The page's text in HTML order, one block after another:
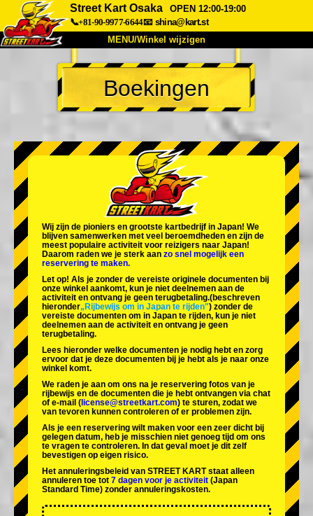
Street Kart Osaka
OPEN 12:00-19:00
📞+81-90-9977-6644📧 shina@kart.st
MENU/Winkel wijzigen
TOP
Over Specificaties Prijzen
Bedrijf Boekingen
Winkel wijzigen
Tokyo Shinagawa Tokyo Akihabara#1
Tokyo Akihabara#2
Tokyo Shibuya Annex Tokyo Bay
Tokyo Asakusa Osaka
Okinawa
Boekingen
Wij zijn de pioniers en grootste kartbedrijf in Japan! We
blijven samenwerken met veel beroemdheden en zijn de
meest populaire activiteit voor reizigers naar Japan!
Daarom raden we je sterk aan zo snel mogelijk een
reservering te maken.
Let op! Als je zonder de vereiste originele documenten bij
onze winkel aankomt, kun je niet deelnemen aan de
activiteit en ontvang je geen terugbetaling.(beschreven
hieronder„Rijbewijs om in Japan te rijden") zonder de
vereiste documenten om in Japan te rijden, kun je niet
deelnemen aan de activiteit en ontvang je geen
terugbetaling.
Lees hieronder welke documenten je nodig hebt en zorg
ervoor dat je deze documenten bij je hebt als je naar onze
winkel komt.
We raden je aan om ons na je reservering fotos van je
rijbewijs en de documenten die je hebt ontvangen via chat
of e-mail ( license@streetkart.com) te sturen, zodat we
van tevoren kunnen controleren of er problemen zijn.
Als je een reservering wilt maken voor een zeer dicht bij
gelegen datum, heb je misschien niet genoeg tijd om ons
te vragen te controleren. In dat geval moet je dit zelf
bevestigen op eigen risico.
Het annuleringsbeleid van STREET KART staat alleen
annuleren toe tot 7 dagen voor je activiteit (Japan
Standard Time) zonder annuleringskosten.